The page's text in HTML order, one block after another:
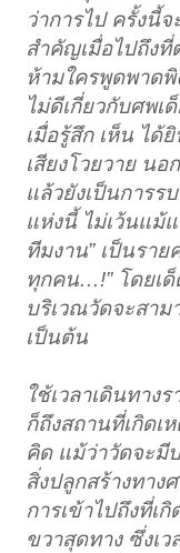
ว่าการไป ครั้งนี้
สำคัญเมื่อไปถึงที่
ห้ามใครพูดพาดพิ
ไม่ดีเกี่ยวกับศพเ
เมื่อรู้สึก เห็น ไ
เสียงโวยวาย นอ
แล้วยังเป็นการร
แห่งนี้ ไม่เว้นแม้
ทีมงาน” เป็นรา
ทุกคน…!” โดยเ
บริเวณวัดจะสาม
เป็นต้น
ใช้เวลาเดินทาง
ก็ถึงสถานที่เกิดเ
คิด แม้ว่าวัดจะมี
สิ่งปลูกสร้างทาง
การเข้าไปถึงที่เ
ขวาสุดทาง ซึ่งเ